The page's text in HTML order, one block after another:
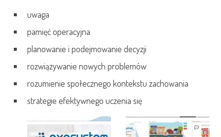
uwaga
pamięć operacyjna
planowanie i podejmowanie decyzji
rozwiązywanie nowych problemów
rozumienie społecznego kontekstu zachowania
strategie efektywnego uczenia się